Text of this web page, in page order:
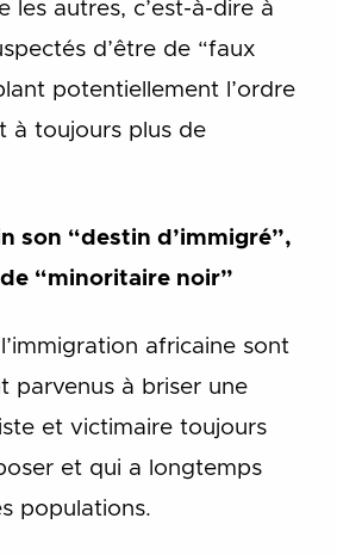
les autres, c’est-à-dire à
d’être de “faux
potentiellement l’ordre
à toujours plus de
son “destin d’immigré”,
“minoritaire noir”
africaine sont
parvenus à briser une
et victimaire toujours
et qui a longtemps
populations.